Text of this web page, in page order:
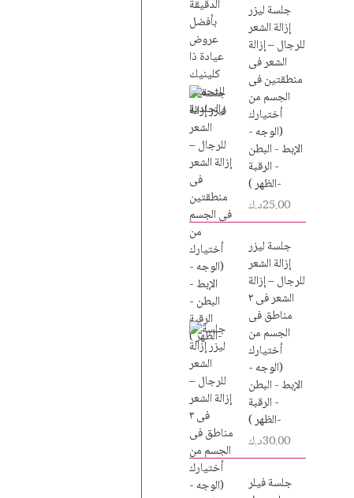
جلسة ليزر
إزالة الشعر
للرجال – إزالة
الشعر فى
منطقتين فى
الجسم من
أختيارك
(الوجه -
الإبط - البطن
- الرقبة
-الظهر )
25.00د.ك
جلسة ليزر
إزالة الشعر
للرجال – إزالة
الشعر فى ٣
مناطق فى
الجسم من
أختيارك
(الوجه -
الإبط - البطن
- الرقبة
-الظهر )
30.00د.ك
جلسة فيلر